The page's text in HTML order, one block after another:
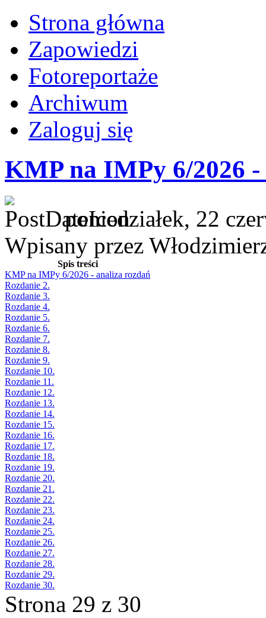
Strona główna
Zapowiedzi
Fotoreportaże
Archiwum
Zaloguj się
KMP na IMPy 6/2026
poniedziałek, 22
Wpisany przez
Spis treści
KMP na IMPy 6/2026 - analiza rozdań
Rozdanie 2.
Rozdanie 3.
Rozdanie 4.
Rozdanie 5.
Rozdanie 6.
Rozdanie 7.
Rozdanie 8.
Rozdanie 9.
Rozdanie 10.
Rozdanie 11.
Rozdanie 12.
Rozdanie 13.
Rozdanie 14.
Rozdanie 15.
Rozdanie 16.
Rozdanie 17.
Rozdanie 18.
Rozdanie 19.
Rozdanie 20.
Rozdanie 21.
Rozdanie 22.
Rozdanie 23.
Rozdanie 24.
Rozdanie 25.
Rozdanie 26.
Rozdanie 27.
Rozdanie 28.
Rozdanie 29.
Rozdanie 30.
Strona 29 z 30